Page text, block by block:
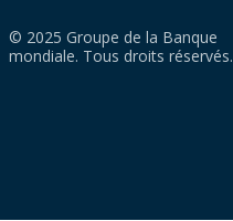
© 2025 Groupe de la Banque
mondiale. Tous droits réservés.